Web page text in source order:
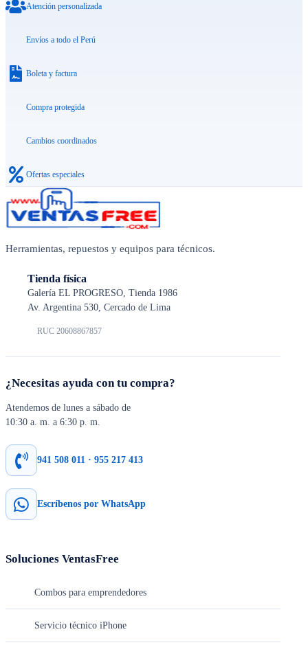
Atención personalizada
Envíos a todo el Perú
Boleta y factura
Compra protegida
Cambios coordinados
Ofertas especiales
Herramientas, repuestos y equipos para técnicos.
Tienda física
Galería EL PROGRESO, Tienda 1986
Av. Argentina 530, Cercado de Lima
RUC 20608867857
¿Necesitas ayuda con tu compra?
Atendemos de lunes a sábado de
10:30 a. m. a 6:30 p. m.
941 508 011 · 955 217 413
Escríbenos por WhatsApp
Soluciones VentasFree
Combos para emprendedores
Servicio técnico iPhone